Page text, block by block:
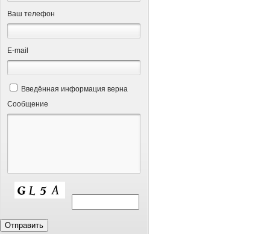
Ваш телефон
Е-mail
Введённая информация верна
Сообщение